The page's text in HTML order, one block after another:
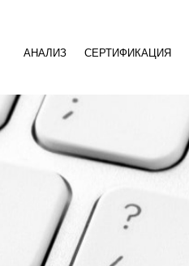
АНАЛИЗ СЕРТИФИКАЦИЯ